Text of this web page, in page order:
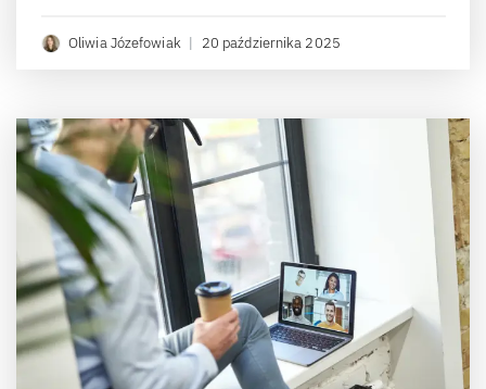
Oliwia Józefowiak | 20 października 2025